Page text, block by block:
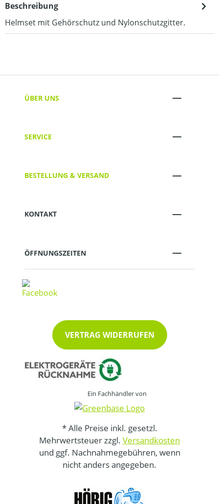
Beschreibung
Helmset mit Gehörschutz und Nylonschutzgitter.
ÜBER UNS
SERVICE
BESTELLUNG & VERSAND
KONTAKT
ÖFFNUNGSZEITEN
VERTRAG WIDERRUFEN
Ein Fachhändler von
* Alle Preise inkl. gesetzl.
Mehrwertsteuer zzgl. Versandkosten
und ggf. Nachnahmegebühren, wenn
nicht anders angegeben.